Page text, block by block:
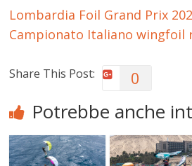
Lombardia Foil Grand Prix
Campionato Italiano wingfoil
Share This Post: 0
Potrebbe anche